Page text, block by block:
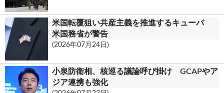
米国転覆狙い共産主義を推進するキューバ
米国務省が警告
(2026年07月24日)
小泉防衛相、核巡る議論呼び掛け GCAPやア
ジア連携も強化